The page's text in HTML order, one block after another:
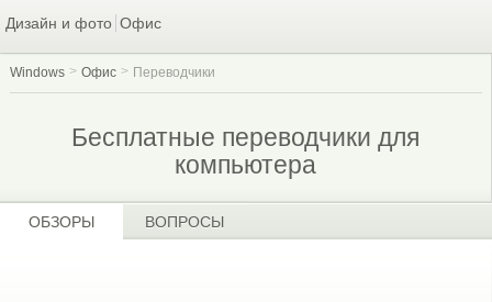
Дизайн и фото Офис
Windows Офис Переводчики
Бесплатные переводчики для
компьютера
ОБЗОРЫ ВОПРОСЫ